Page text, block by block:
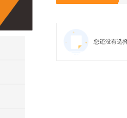
您还没有选